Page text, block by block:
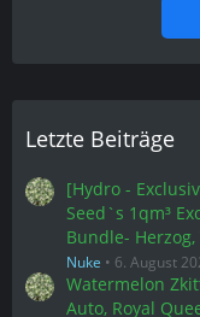
Letzte Beiträge
[Hydro -
Seed`s 1qm³
Bundle-
Nuke 6. August
Watermelon
Auto, Royal